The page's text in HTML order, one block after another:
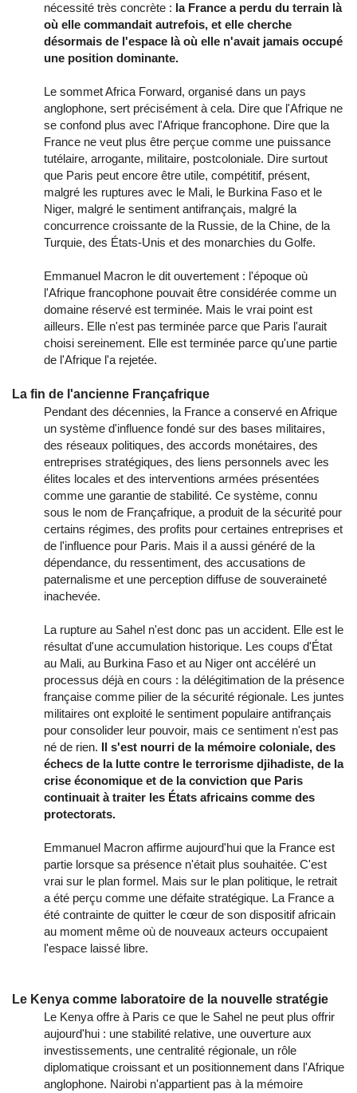
nécessité très concrète : la France a perdu du terrain là
où elle commandait autrefois, et elle cherche
désormais de l'espace là où elle n'avait jamais occupé
une position dominante.
Le sommet Africa Forward, organisé dans un pays
anglophone, sert précisément à cela. Dire que l'Afrique ne
se confond plus avec l'Afrique francophone. Dire que la
France ne veut plus être perçue comme une puissance
tutélaire, arrogante, militaire, postcoloniale. Dire surtout
que Paris peut encore être utile, compétitif, présent,
malgré les ruptures avec le Mali, le Burkina Faso et le
Niger, malgré le sentiment antifrançais, malgré la
concurrence croissante de la Russie, de la Chine, de la
Turquie, des États-Unis et des monarchies du Golfe.
Emmanuel Macron le dit ouvertement : l'époque où
l'Afrique francophone pouvait être considérée comme un
domaine réservé est terminée. Mais le vrai point est
ailleurs. Elle n'est pas terminée parce que Paris l'aurait
choisi sereinement. Elle est terminée parce qu'une partie
de l'Afrique l'a rejetée.
La fin de l'ancienne Françafrique
Pendant des décennies, la France a conservé en Afrique
un système d'influence fondé sur des bases militaires,
des réseaux politiques, des accords monétaires, des
entreprises stratégiques, des liens personnels avec les
élites locales et des interventions armées présentées
comme une garantie de stabilité. Ce système, connu
sous le nom de Françafrique, a produit de la sécurité pour
certains régimes, des profits pour certaines entreprises et
de l'influence pour Paris. Mais il a aussi généré de la
dépendance, du ressentiment, des accusations de
paternalisme et une perception diffuse de souveraineté
inachevée.
La rupture au Sahel n'est donc pas un accident. Elle est le
résultat d'une accumulation historique. Les coups d'État
au Mali, au Burkina Faso et au Niger ont accéléré un
processus déjà en cours : la délégitimation de la présence
française comme pilier de la sécurité régionale. Les juntes
militaires ont exploité le sentiment populaire antifrançais
pour consolider leur pouvoir, mais ce sentiment n'est pas
né de rien. Il s'est nourri de la mémoire coloniale, des
échecs de la lutte contre le terrorisme djihadiste, de la
crise économique et de la conviction que Paris
continuait à traiter les États africains comme des
protectorats.
Emmanuel Macron affirme aujourd'hui que la France est
partie lorsque sa présence n'était plus souhaitée. C'est
vrai sur le plan formel. Mais sur le plan politique, le retrait
a été perçu comme une défaite stratégique. La France a
été contrainte de quitter le cœur de son dispositif africain
au moment même où de nouveaux acteurs occupaient
l'espace laissé libre.
Le Kenya comme laboratoire de la nouvelle stratégie
Le Kenya offre à Paris ce que le Sahel ne peut plus offrir
aujourd'hui : une stabilité relative, une ouverture aux
investissements, une centralité régionale, un rôle
diplomatique croissant et un positionnement dans l'Afrique
anglophone. Nairobi n'appartient pas à la mémoire